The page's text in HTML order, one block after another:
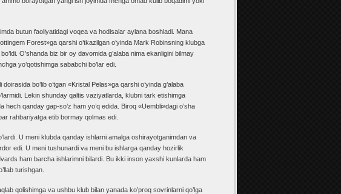
butun faoliyatidagi voqea va hodisalar aylana boshladi. Mana
Forest»ga qarshi o’tkazilgan o’yinda Mark Robinsning klubga
O’shanda biz bir oy davomida g’alaba nima ekanligini bilmay
yo’qotishimga sababchi bo’lar edi.
bo’lib o’tgan «Kristal Pelas»ga qarshi o’yinda g’alaba
Lekin shunday qaltis vaziyatlarda, klubni tark etishimga
qanday gap-so’z ham yo’q edida. Biroq «Uembli»dagi o’sha
rahbariyatga etib bormay qolmas edi.
U meni klubda qanday ishlarni amalga oshirayotganimdan va
edi. U meni tushunardi va meni bu ishlarga qanday hozirlik
ham barcha ishlarimni bilardi. Bu ikki inson yaxshi kunlarda ham
turishgan.
qolishimga va ushbu klub bilan yanada ko’proq sovrinlarni qo’lga